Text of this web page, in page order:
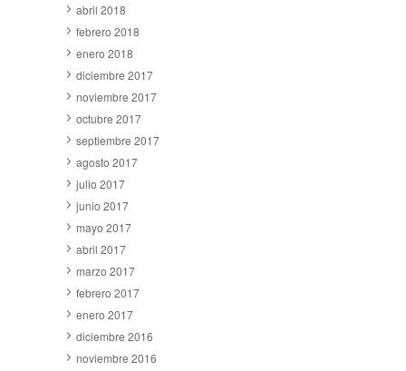
abril 2018
febrero 2018
enero 2018
diciembre 2017
noviembre 2017
octubre 2017
septiembre 2017
agosto 2017
julio 2017
junio 2017
mayo 2017
abril 2017
marzo 2017
febrero 2017
enero 2017
diciembre 2016
noviembre 2016